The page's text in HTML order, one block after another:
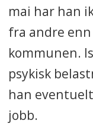
mai har han
fra andre
kommunen.
psykisk
han
jobb.